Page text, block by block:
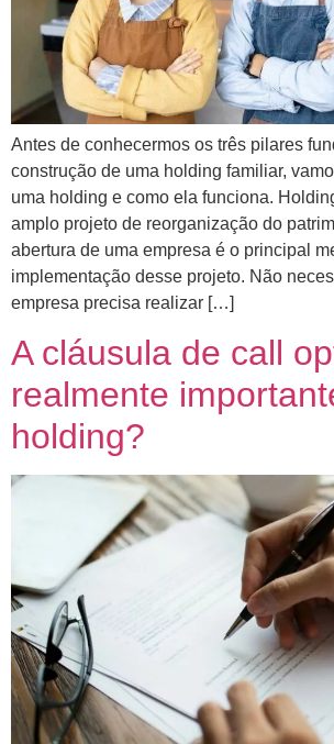
Antes de conhecermos os três pilares
construção de uma holding familiar,
uma holding e como ela funciona.
amplo projeto de reorganização do
abertura de uma empresa é o principal
implementação desse projeto. Não
empresa precisa realizar […]
A cláusula de call
realmente
holding?